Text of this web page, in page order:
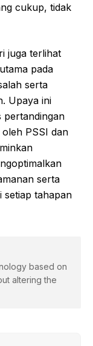
cukup, tidak
juga terlihat
pada
serta
Upaya ini
pertandingan
PSSI dan
serta
setiap tahapan
based on
altering the